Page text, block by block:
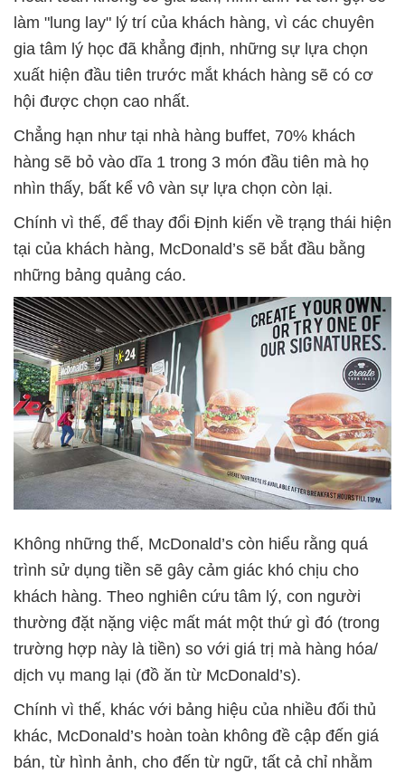
làm "lung lay" lý trí của khách hàng, vì các chuyên
gia tâm lý học đã khẳng định, những sự lựa chọn
xuất hiện đầu tiên trước mắt khách hàng sẽ có cơ
hội được chọn cao nhất.
Chẳng hạn như tại nhà hàng buffet, 70% khách
hàng sẽ bỏ vào dĩa 1 trong 3 món đầu tiên mà họ
nhìn thấy, bất kể vô vàn sự lựa chọn còn lại.
Chính vì thế, để thay đổi Định kiến về trạng thái hiện
tại của khách hàng, McDonald’s sẽ bắt đầu bằng
những bảng quảng cáo.
Không những thế, McDonald’s còn hiểu rằng quá
trình sử dụng tiền sẽ gây cảm giác khó chịu cho
khách hàng. Theo nghiên cứu tâm lý, con người
thường đặt nặng việc mất mát một thứ gì đó (trong
trường hợp này là tiền) so với giá trị mà hàng hóa/
dịch vụ mang lại (đồ ăn từ McDonald’s).
Chính vì thế, khác với bảng hiệu của nhiều đối thủ
khác, McDonald’s hoàn toàn không đề cập đến giá
bán, từ hình ảnh, cho đến từ ngữ, tất cả chỉ nhằm